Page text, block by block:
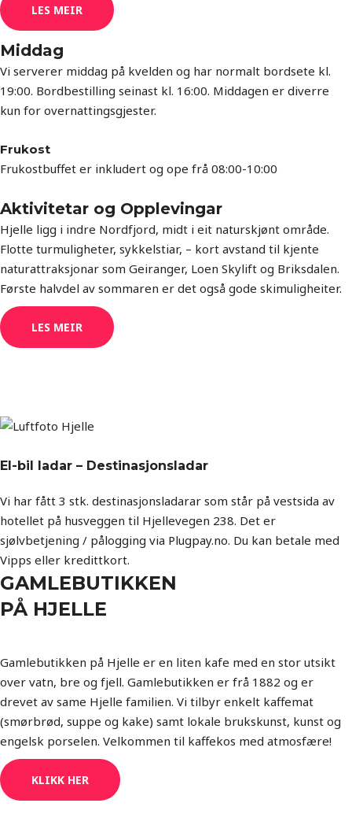
LES MEIR
Middag
Vi serverer middag på kvelden og har normalt bordsete kl.
19:00. Bordbestilling seinast kl. 16:00. Middagen er diverre
kun for overnattingsgjester.
Frukost
Frukostbuffet er inkludert og ope frå 08:00-10:00
Aktivitetar og Opplevingar
Hjelle ligg i indre Nordfjord, midt i eit naturskjønt område.
Flotte turmuligheter, sykkelstiar, – kort avstand til kjente
naturattraksjonar som Geiranger, Loen Skylift og Briksdalen.
Første halvdel av sommaren er det også gode skimuligheiter.
LES MEIR
El-bil ladar – Destinasjonsladar
Vi har fått 3 stk. destinasjonsladarar som står på vestsida av
hotellet på husveggen til Hjellevegen 238. Det er
sjølvbetjening / pålogging via Plugpay.no. Du kan betale med
Vipps eller kredittkort.
GAMLEBUTIKKEN
PÅ HJELLE
Gamlebutikken på Hjelle er en liten kafe med en stor utsikt
over vatn, bre og fjell. Gamlebutikken er frå 1882 og er
drevet av same Hjelle familien. Vi tilbyr enkelt kaffemat
(smørbrød, suppe og kake) samt lokale brukskunst, kunst og
engelsk porselen. Velkommen til kaffekos med atmosfære!
KLIKK HER